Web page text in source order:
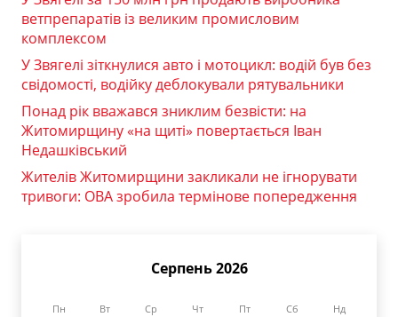
ветпрепаратів із великим промисловим
комплексом
У Звягелі зіткнулися авто і мотоцикл: водій був без
свідомості, водійку деблокували рятувальники
Понад рік вважався зниклим безвісти: на
Житомирщину «на щиті» повертається Іван
Недашківський
Жителів Житомирщини закликали не ігнорувати
тривоги: ОВА зробила термінове попередження
Серпень 2026
Пн Вт Ср Чт Пт Сб Нд